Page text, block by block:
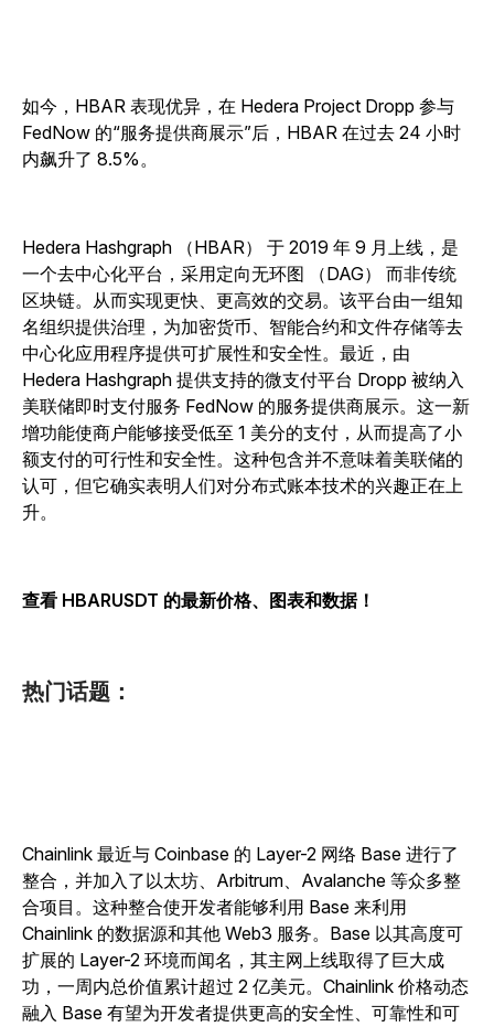
如今，HBAR 表现优异，在 Hedera Project Dropp 参与
FedNow 的“服务提供商展示”后，HBAR 在过去 24 小时
内飙升了 8.5%。
Hedera Hashgraph （HBAR） 于 2019 年 9 月上线，是
一个去中心化平台，采用定向无环图 （DAG） 而非传统
区块链。从而实现更快、更高效的交易。该平台由一组知
名组织提供治理，为加密货币、智能合约和文件存储等去
中心化应用程序提供可扩展性和安全性。最近，由
Hedera Hashgraph 提供支持的微支付平台 Dropp 被纳入
美联储即时支付服务 FedNow 的服务提供商展示。这一新
增功能使商户能够接受低至 1 美分的支付，从而提高了小
额支付的可行性和安全性。这种包含并不意味着美联储的
认可，但它确实表明人们对分布式账本技术的兴趣正在上
升。
查看 HBARUSDT 的最新价格、图表和数据！
热门话题：
Chainlink 最近与 Coinbase 的 Layer-2 网络 Base 进行了
整合，并加入了以太坊、Arbitrum、Avalanche 等众多整
合项目。这种整合使开发者能够利用 Base 来利用
Chainlink 的数据源和其他 Web3 服务。Base 以其高度可
扩展的 Layer-2 环境而闻名，其主网上线取得了巨大成
功，一周内总价值累计超过 2 亿美元。Chainlink 价格动态
融入 Base 有望为开发者提供更高的安全性、可靠性和可